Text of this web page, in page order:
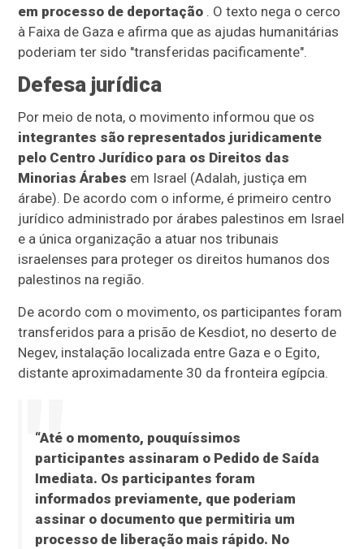
em processo de deportação . O texto nega o cerco
à Faixa de Gaza e afirma que as ajudas humanitárias
poderiam ter sido "transferidas pacificamente".
Defesa jurídica
Por meio de nota, o movimento informou que os
integrantes são representados juridicamente
pelo Centro Jurídico para os Direitos das
Minorias Árabes em Israel (Adalah, justiça em
árabe). De acordo com o informe, é primeiro centro
jurídico administrado por árabes palestinos em Israel
e a única organização a atuar nos tribunais
israelenses para proteger os direitos humanos dos
palestinos na região.
De acordo com o movimento, os participantes foram
transferidos para a prisão de Kesdiot, no deserto de
Negev, instalação localizada entre Gaza e o Egito,
distante aproximadamente 30 da fronteira egípcia.
“Até o momento, pouquíssimos
participantes assinaram o Pedido de Saída
Imediata. Os participantes foram
informados previamente, que poderiam
assinar o documento que permitiria um
processo de liberação mais rápido. No